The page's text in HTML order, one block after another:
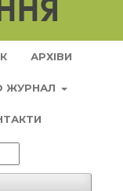
АРХІВИ
ЖУРНАЛ